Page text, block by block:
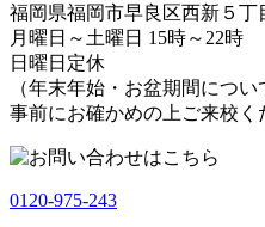
福岡県福岡市早良区西新５丁
月曜日～土曜日 15時～22時
日曜日定休
（年末年始・お盆期間につい
事前にお確かめの上ご来校く
0120-975-243